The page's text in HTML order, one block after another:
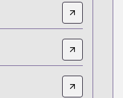
9356fa3f-9ecd-4ff7-
gp/product/